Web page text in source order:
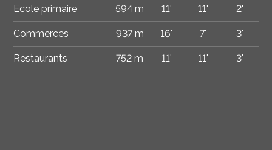
Ecole primaire 594 m 11' 11' 2'
Commerces 937 m 16' 7' 3'
Restaurants 752 m 11' 11' 3'